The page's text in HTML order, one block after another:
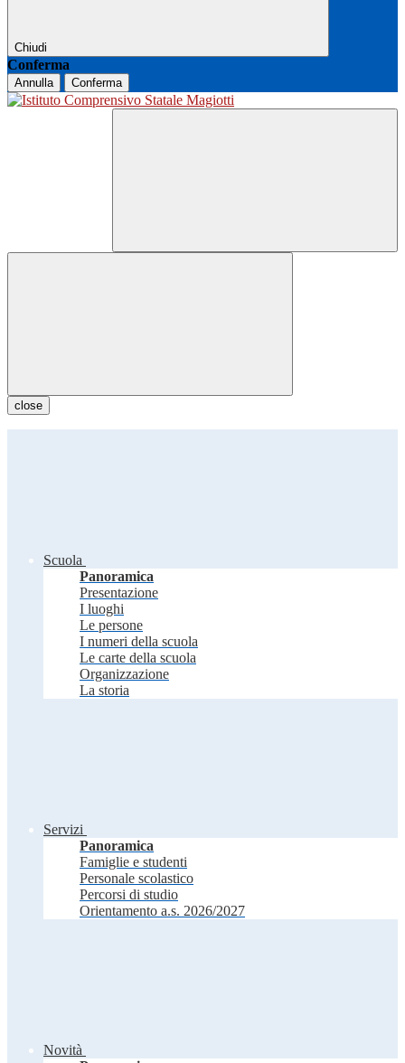
Chiudi
Conferma
Annulla Conferma
close
Scuola
Panoramica
Presentazione
I luoghi
Le persone
I numeri della scuola
Le carte della scuola
Organizzazione
La storia
Servizi
Panoramica
Famiglie e studenti
Personale scolastico
Percorsi di studio
Orientamento a.s. 2026/2027
Novità